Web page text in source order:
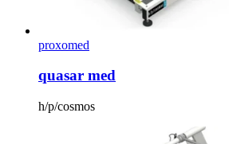
proxomed
quasar med
h/p/cosmos